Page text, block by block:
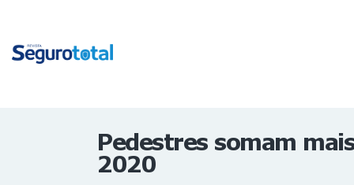
Pedestres somam
2020